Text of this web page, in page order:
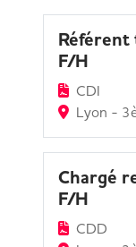
Référent
F/H
CDI
Lyon -
Chargé
F/H
CDD